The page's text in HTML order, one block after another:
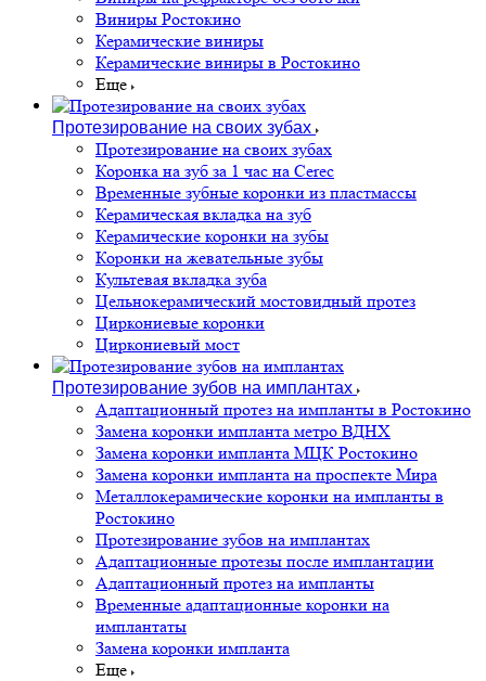
Виниры Ростокино
Керамические виниры
Керамические виниры в Ростокино
Еще
Протезирование на своих зубах
Протезирование на своих зубах
Коронка на зуб за 1 час на Cerec
Временные зубные коронки из пластмассы
Керамическая вкладка на зуб
Керамические коронки на зубы
Коронки на жевательные зубы
Культевая вкладка зуба
Цельнокерамический мостовидный протез
Циркониевые коронки
Циркониевый мост
Протезирование зубов на имплантах
Адаптационный протез на импланты в Ростокино
Замена коронки импланта метро ВДНХ
Замена коронки импланта МЦК Ростокино
Замена коронки импланта на проспекте Мира
Металлокерамические коронки на импланты в
Ростокино
Протезирование зубов на имплантах
Адаптационные протезы после имплантации
Адаптационный протез на импланты
Временные адаптационные коронки на
имплантаты
Замена коронки импланта
Еще